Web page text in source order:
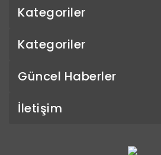
Kategoriler
Kategoriler
Güncel Haberler
İletişim